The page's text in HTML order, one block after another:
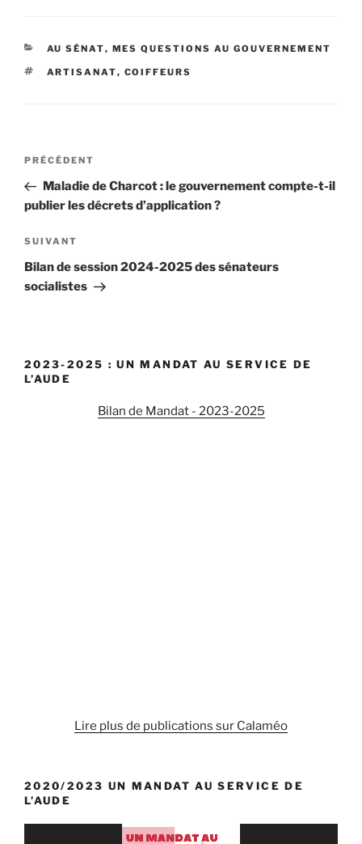
CATÉGORIES
AU SÉNAT, MES QUESTIONS AU GOUVERNEMENT
ÉTIQUETTES
ARTISANAT, COIFFEURS
Navigation
l’article
Article
précédent
PRÉCÉDENT
Maladie de Charcot : le gouvernement compte-t-il
publier les décrets d’application ?
Article
suivant
SUIVANT
Bilan de session 2024-2025 des sénateurs
socialistes
2023-2025 : UN MANDAT AU SERVICE DE
L’AUDE
Bilan de Mandat - 2023-2025
Lire plus de publications sur Calaméo
2020/2023 UN MANDAT AU SERVICE DE
L’AUDE